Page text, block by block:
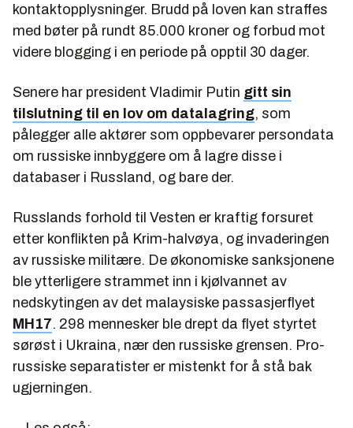
kontaktopplysninger. Brudd på loven kan straffes
med bøter på rundt 85.000 kroner og forbud mot
videre blogging i en periode på opptil 30 dager.
Senere har president Vladimir Putin gitt sin
tilslutning til en lov om datalagring, som
pålegger alle aktører som oppbevarer persondata
om russiske innbyggere om å lagre disse i
databaser i Russland, og bare der.
Russlands forhold til Vesten er kraftig forsuret
etter konflikten på Krim-halvøya, og invaderingen
av russiske militære. De økonomiske sanksjonene
ble ytterligere strammet inn i kjølvannet av
nedskytingen av det malaysiske passasjerflyet
MH17. 298 mennesker ble drept da flyet styrtet
sørøst i Ukraina, nær den russiske grensen. Pro-
russiske separatister er mistenkt for å stå bak
ugjerningen.